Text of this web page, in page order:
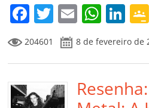
F
a
c
e
b
T
w
itt
er
E
m
ai
l
W
at
s
A
Li
k
e
dI
204601 8 de fevereiro de